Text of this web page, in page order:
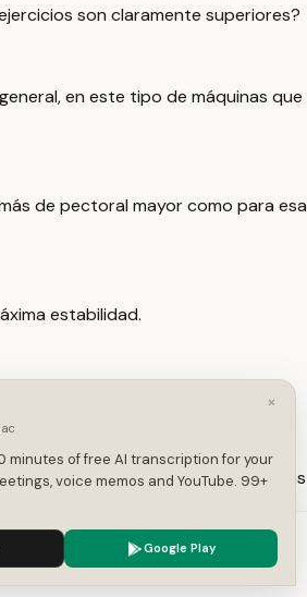
son claramente superiores?
en este tipo de máquinas que
de pectoral mayor como para esa
estabilidad.
de forma independiente.
ha hecho que creemos máquinas
se ajuste al perfil de fuerzas del
lo tanto, mucha más demandas en
más puro del pectoral, pudiendo
pudiendo incluso ajustar el
experience.
×
minutes of free AI transcription for your
voice memos and YouTube. 99+
Google Play